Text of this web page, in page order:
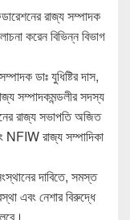
রাজ্য সম্পাদক
করেন বিভিন্ন বিভাগ
ডাঃ যুধিষ্টির দাস,
সম্পাদকমন্ডলীর সদস্য
রাজ্য সভাপতি অজিত
NFIW রাজ্য সম্পাদিকা
দাবিতে, সমস্ত
এবং নেশার বিরুদ্ধে